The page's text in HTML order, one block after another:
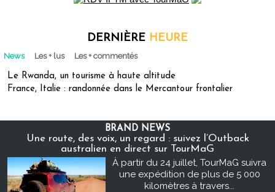
DERNIÈRE HEURE
News Les + lus Les + commentés
Le Rwanda, un tourisme à haute altitude
France, Italie : randonnée dans le Mercantour frontalier
BRAND NEWS
Une route, des voix, un regard : suivez l’Outback
australien en direct sur TourMaG
À partir du 24 juillet, TourMaG suivra
une expédition de plus de 5 000
kilomètres à travers...